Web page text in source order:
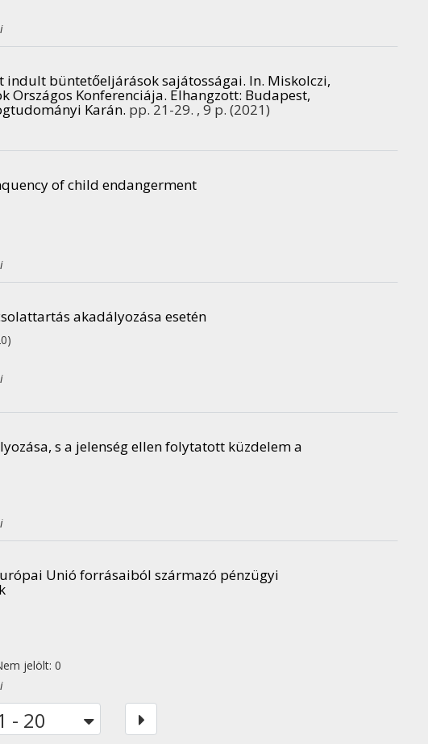
büntetőeljárások sajátosságai. In. Miskolczi,
Országos Konferenciája. Elhangzott: Budapest,
Karán. pp. 21-29. , 9 p. (2021)
of child endangerment
akadályozása esetén
s a jelenség ellen folytatott küzdelem a
Unió forrásaiból származó pénzügyi
jelölt: 0
- 20